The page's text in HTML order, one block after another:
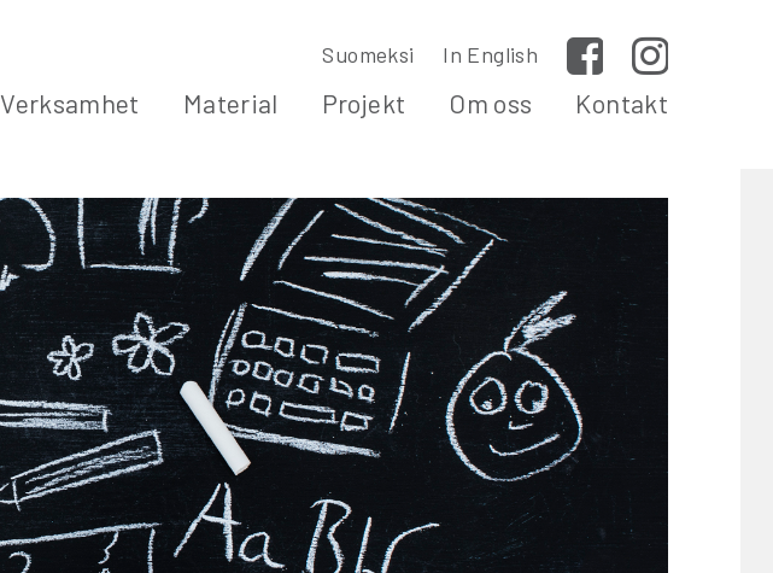
Suomeksi In English Facebook
Verksamhet Material Projekt Om oss Kontakt